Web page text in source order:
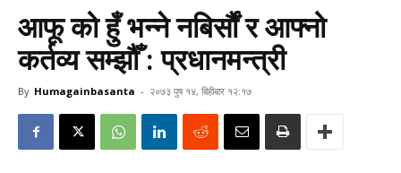
आफू को हुँ भन्ने नबिर्सौं र आफ्नो
कर्तव्य सम्झौँ : प्रधानमन्त्री
By Humagainbasanta - २०७३ पुष १४, बिहीबार १२:१७